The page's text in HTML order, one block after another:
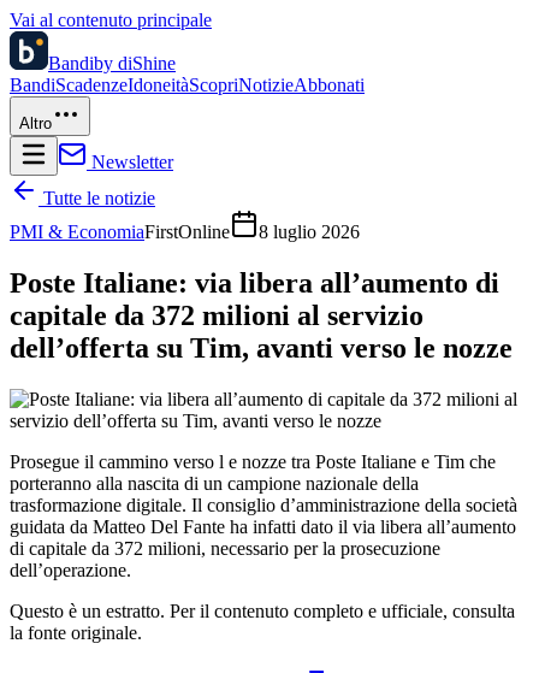
Vai al contenuto principale
Bandiby diShine
BandiScadenzeIdoneitàScopriNotizieAbbonati
Altro
Newsletter
Tutte le notizie
PMI & EconomiaFirstOnline 8 luglio 2026
Poste Italiane: via libera all’aumento di
capitale da 372 milioni al servizio
dell’offerta su Tim, avanti verso le nozze
Prosegue il cammino verso l e nozze tra Poste Italiane e Tim che
porteranno alla nascita di un campione nazionale della
trasformazione digitale. Il consiglio d’amministrazione della società
guidata da Matteo Del Fante ha infatti dato il via libera all’aumento
di capitale da 372 milioni, necessario per la prosecuzione
dell’operazione.
Questo è un estratto. Per il contenuto completo e ufficiale, consulta
la fonte originale.